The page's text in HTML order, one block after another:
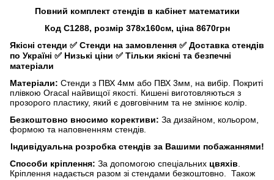
Повний комплект стендів в кабінет математики
Код С1288, розмір 378х160см, ціна 8670грн
Якісні стенди ✅ Стенди на замовлення ✅ Доставка стендів
по Україні ✅ Низькі ціни ✅ Тільки якісні та безпечні
матеріали
Матеріали: Стенди з ПВХ 4мм або ПВХ 3мм, на вибір. Покриті
плівкою Oracal найвищої якості. Кишені виготовляються з
прозорого пластику, який є довговічним та не змінює колір.
Безкоштовно вносимо корективи: За дизайном, кольором,
формою та наповненням стендів.
Індивідуальна розробка стендів за Вашими побажаннями!
Способи кріплення: За допомогою спеціальних цвяхів.
Кріплення надається разом зі стендами безкоштовно. Також